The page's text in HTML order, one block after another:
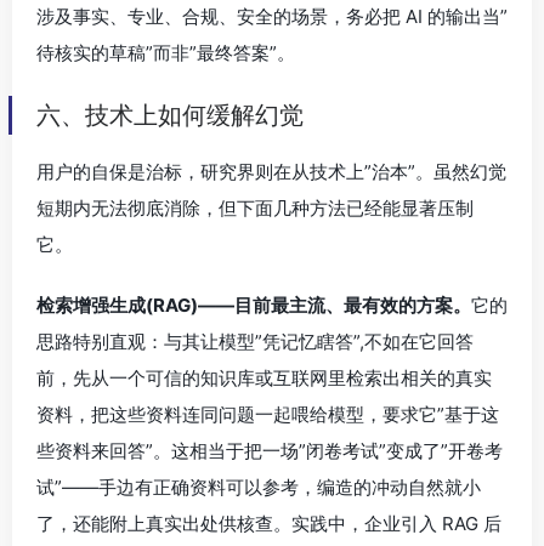
涉及事实、专业、合规、安全的场景，务必把 AI 的输出当”
待核实的草稿”而非”最终答案”。
六、技术上如何缓解幻觉
用户的自保是治标，研究界则在从技术上”治本”。虽然幻觉
短期内无法彻底消除，但下面几种方法已经能显著压制
它。
检索增强生成(RAG)——目前最主流、最有效的方案。 它的
思路特别直观：与其让模型”凭记忆瞎答”,不如在它回答
前，先从一个可信的知识库或互联网里检索出相关的真实
资料，把这些资料连同问题一起喂给模型，要求它”基于这
些资料来回答”。这相当于把一场”闭卷考试”变成了”开卷考
试”——手边有正确资料可以参考，编造的冲动自然就小
了，还能附上真实出处供核查。实践中，企业引入 RAG 后